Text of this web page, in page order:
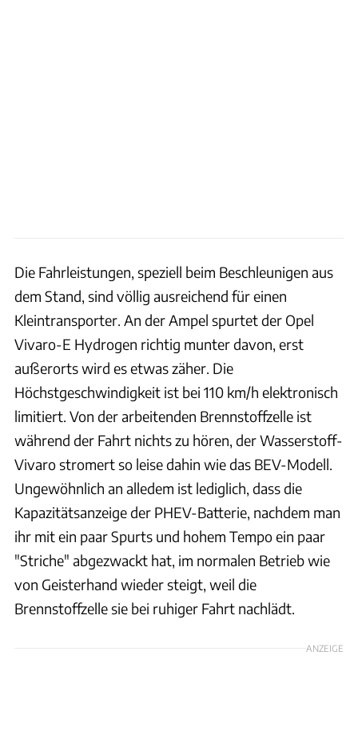
Die Fahrleistungen, speziell beim Beschleunigen aus
dem Stand, sind völlig ausreichend für einen
Kleintransporter. An der Ampel spurtet der Opel
Vivaro-E Hydrogen richtig munter davon, erst
außerorts wird es etwas zäher. Die
Höchstgeschwindigkeit ist bei 110 km/h elektronisch
limitiert. Von der arbeitenden Brennstoffzelle ist
während der Fahrt nichts zu hören, der Wasserstoff-
Vivaro stromert so leise dahin wie das BEV-Modell.
Ungewöhnlich an alledem ist lediglich, dass die
Kapazitätsanzeige der PHEV-Batterie, nachdem man
ihr mit ein paar Spurts und hohem Tempo ein paar
"Striche" abgezwackt hat, im normalen Betrieb wie
von Geisterhand wieder steigt, weil die
Brennstoffzelle sie bei ruhiger Fahrt nachlädt.
ANZEIGE